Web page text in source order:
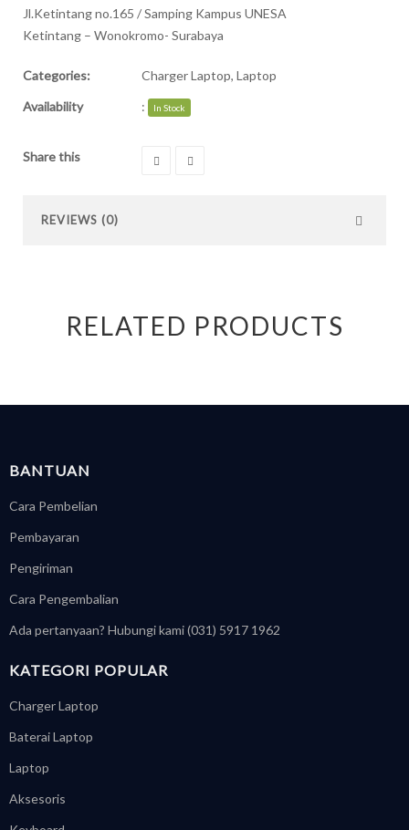
Jl.Ketintang no.165 / Samping Kampus UNESA
Ketintang – Wonokromo- Surabaya
Categories: Charger Laptop, Laptop
Availability
: In Stock
Share this
REVIEWS (0)
RELATED PRODUCTS
BANTUAN
Cara Pembelian
Pembayaran
Pengiriman
Cara Pengembalian
Ada pertanyaan? Hubungi kami (031) 5917 1962
KATEGORI POPULAR
Charger Laptop
Baterai Laptop
Laptop
Aksesoris